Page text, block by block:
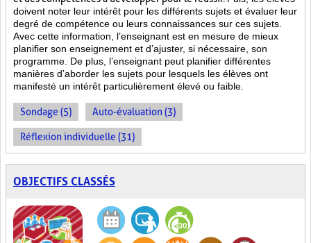
doivent noter leur intérêt pour les différents sujets et évaluer leur
degré de compétence ou leurs connaissances sur ces sujets.
Avec cette information, l’enseignant est en mesure de mieux
planifier son enseignement et d’ajuster, si nécessaire, son
programme. De plus, l’enseignant peut planifier différentes
manières d’aborder les sujets pour lesquels les élèves ont
manifesté un intérêt particulièrement élevé ou faible.
Sondage (5) Auto-évaluation (3)
Réflexion individuelle (31)
OBJECTIFS CLASSÉS